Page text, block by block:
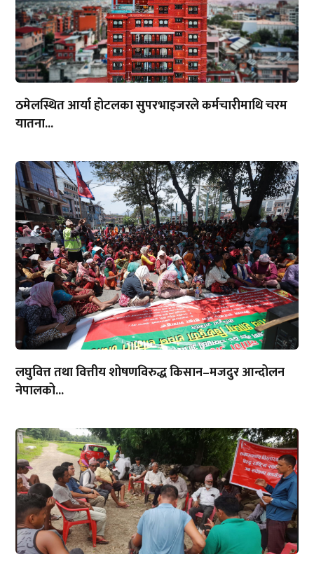
ठमेलस्थित आर्या होटलका सुपरभाइजरले कर्मचारीमाथि चरम
यातना...
लघुवित्त तथा वित्तीय शोषणविरुद्ध किसान–मजदुर आन्दोलन
नेपालको...